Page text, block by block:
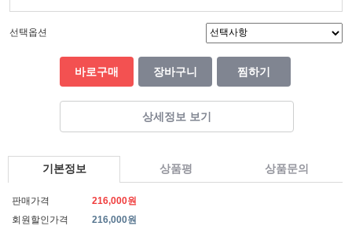
선택옵션
바로구매 장바구니 찜하기
상세정보 보기
기본정보 상품평 상품문의
판매가격
216,000원
회원할인가격
216,000원